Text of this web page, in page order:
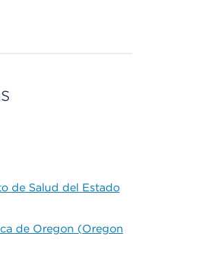
de Salud del Estado
de Oregon (Oregon